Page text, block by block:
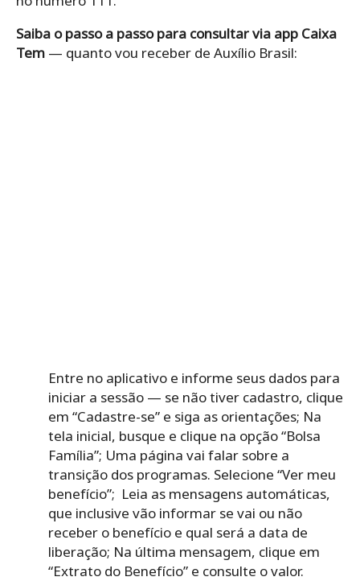
Saiba o passo a passo para consultar via app Caixa
Tem — quanto vou receber de Auxílio Brasil:
Entre no aplicativo e informe seus dados para
iniciar a sessão — se não tiver cadastro, clique
em “Cadastre-se” e siga as orientações; Na
tela inicial, busque e clique na opção “Bolsa
Família”; Uma página vai falar sobre a
transição dos programas. Selecione “Ver meu
benefício”; Leia as mensagens automáticas,
que inclusive vão informar se vai ou não
receber o benefício e qual será a data de
liberação; Na última mensagem, clique em
“Extrato do Benefício” e consulte o valor.